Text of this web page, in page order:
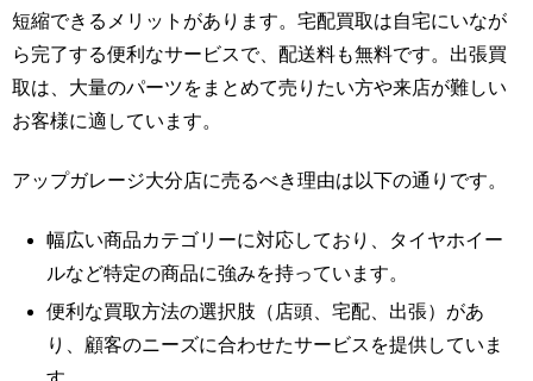
短縮できるメリットがあります。宅配買取は自宅にいなが
ら完了する便利なサービスで、配送料も無料です。出張買
取は、大量のパーツをまとめて売りたい方や来店が難しい
お客様に適しています。
アップガレージ大分店に売るべき理由は以下の通りです。
幅広い商品カテゴリーに対応しており、タイヤホイー
ルなど特定の商品に強みを持っています。
便利な買取方法の選択肢（店頭、宅配、出張）があ
り、顧客のニーズに合わせたサービスを提供していま